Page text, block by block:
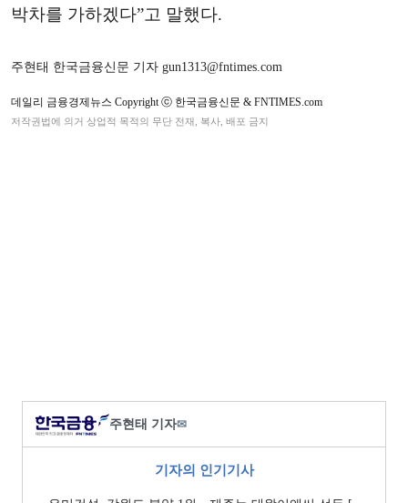
박차를 가하겠다”고 말했다.
주현태 한국금융신문 기자 gun1313@fntimes.com
데일리 금융경제뉴스 Copyright ⓒ 한국금융신문 & FNTIMES.com
저작권법에 의거 상업적 목적의 무단 전재, 복사, 배포 금지
주현태 기자✉
기자의 인기기사